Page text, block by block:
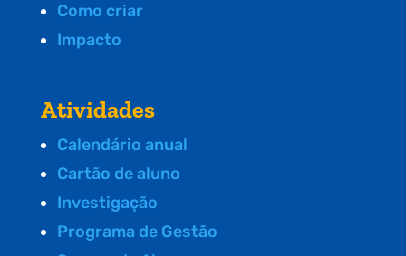
Como criar
Impacto
Atividades
Calendário anual
Cartão de aluno
Investigação
Programa de Gestão